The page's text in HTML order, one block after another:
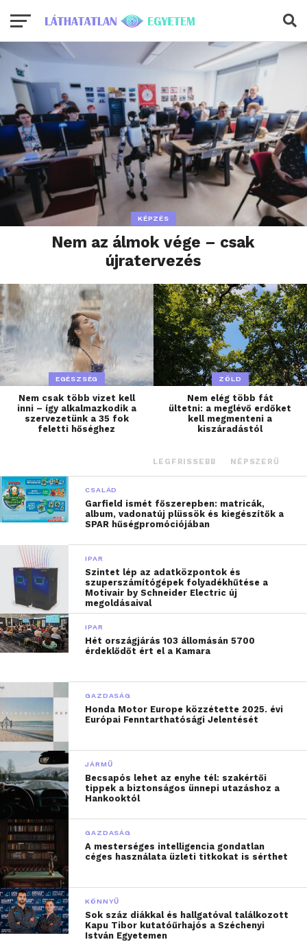
KÉPZÉS
Nem az álmok vége – csak
újratervezés
EGÉSZSÉG
Nem csak több vizet kell
inni – így alkalmazkodik a
szervezetünk a 35 fok
feletti hőséghez
ZÖLD
Nem elég több fát
ültetni: a meglévő erdőket
kell megmenteni a
kiszáradástól
LEGFRISSEBB NÉPSZERŰ
CSALÁD
Garfield ismét főszerepben: matricák,
album, vadonatúj plüssök és kiegészítők a
SPAR hűségpromóciójában
IPAR
Szintet lép az adatközpontok és
szuperszámítógépek folyadékhűtése a
Motivair by Schneider Electric új
megoldásaival
IPAR
Hét országjárás 103 állomásán 5700
érdeklődőt ért el a Kamara
GAZDASÁG
Honda Motor Europe közzétette 2025. évi
Európai Fenntarthatósági Jelentését
JÁRMŰ
Becsapós lehet az enyhe tél: szakértői
tippek a biztonságos ünnepi utazáshoz a
Hankooktól
GAZDASÁG
A mesterséges intelligencia gondatlan
céges használata üzleti titkokat is sérthet
KÖNNYŰ
Sok száz diákkal és hallgatóval találkozott
Kapu Tibor kutatóűrhajós a Széchenyi
István Egyetemen